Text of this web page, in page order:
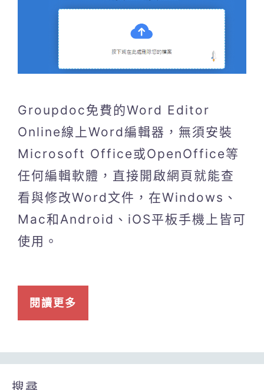
Groupdoc免費的Word Editor
Online線上Word編輯器，無須安裝
Microsoft Office或OpenOffice等
任何編輯軟體，直接開啟網頁就能查
看與修改Word文件，在Windows、
Mac和Android、iOS平板手機上皆可
使用。
閱讀更多
搜尋